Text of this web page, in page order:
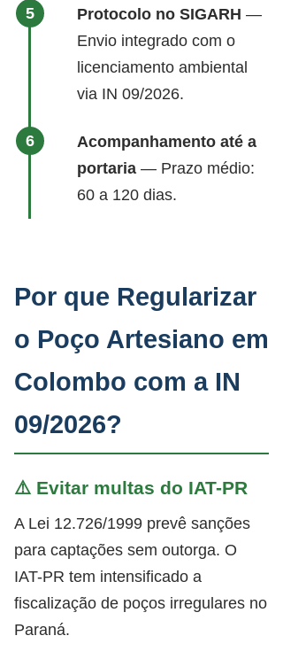
Protocolo no SIGARH —
Envio integrado com o
licenciamento ambiental
via IN 09/2026.
Acompanhamento até a
portaria — Prazo médio:
60 a 120 dias.
Por que Regularizar
o Poço Artesiano em
Colombo com a IN
09/2026?
⚠️ Evitar multas do IAT-PR
A Lei 12.726/1999 prevê sanções
para captações sem outorga. O
IAT-PR tem intensificado a
fiscalização de poços irregulares no
Paraná.